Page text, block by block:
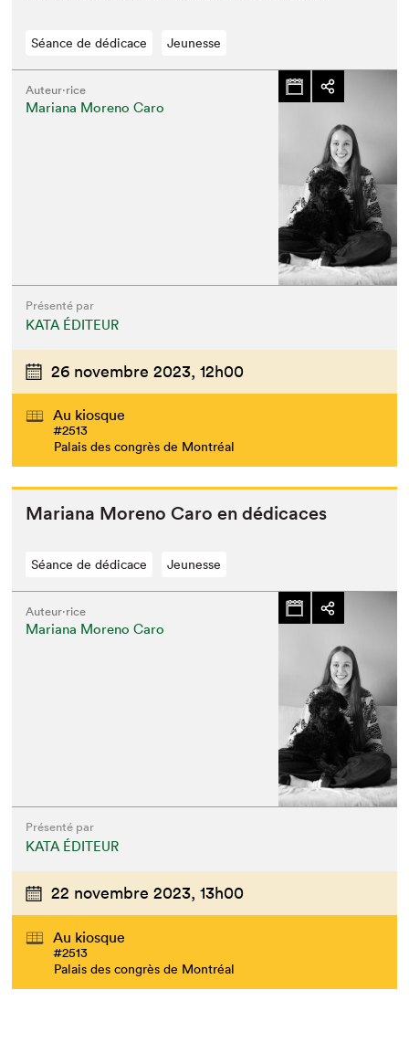
Séance de dédicace Jeunesse
Auteur·rice
Mariana Moreno Caro
Présenté par
KATA ÉDITEUR
26 novembre 2023, 12h00
Au kiosque
#2513
Palais des congrès de Montréal
Mar­i­ana Moreno Caro en dédicaces
Séance de dédicace Jeunesse
Auteur·rice
Mariana Moreno Caro
Présenté par
KATA ÉDITEUR
22 novembre 2023, 13h00
Au kiosque
#2513
Palais des congrès de Montréal